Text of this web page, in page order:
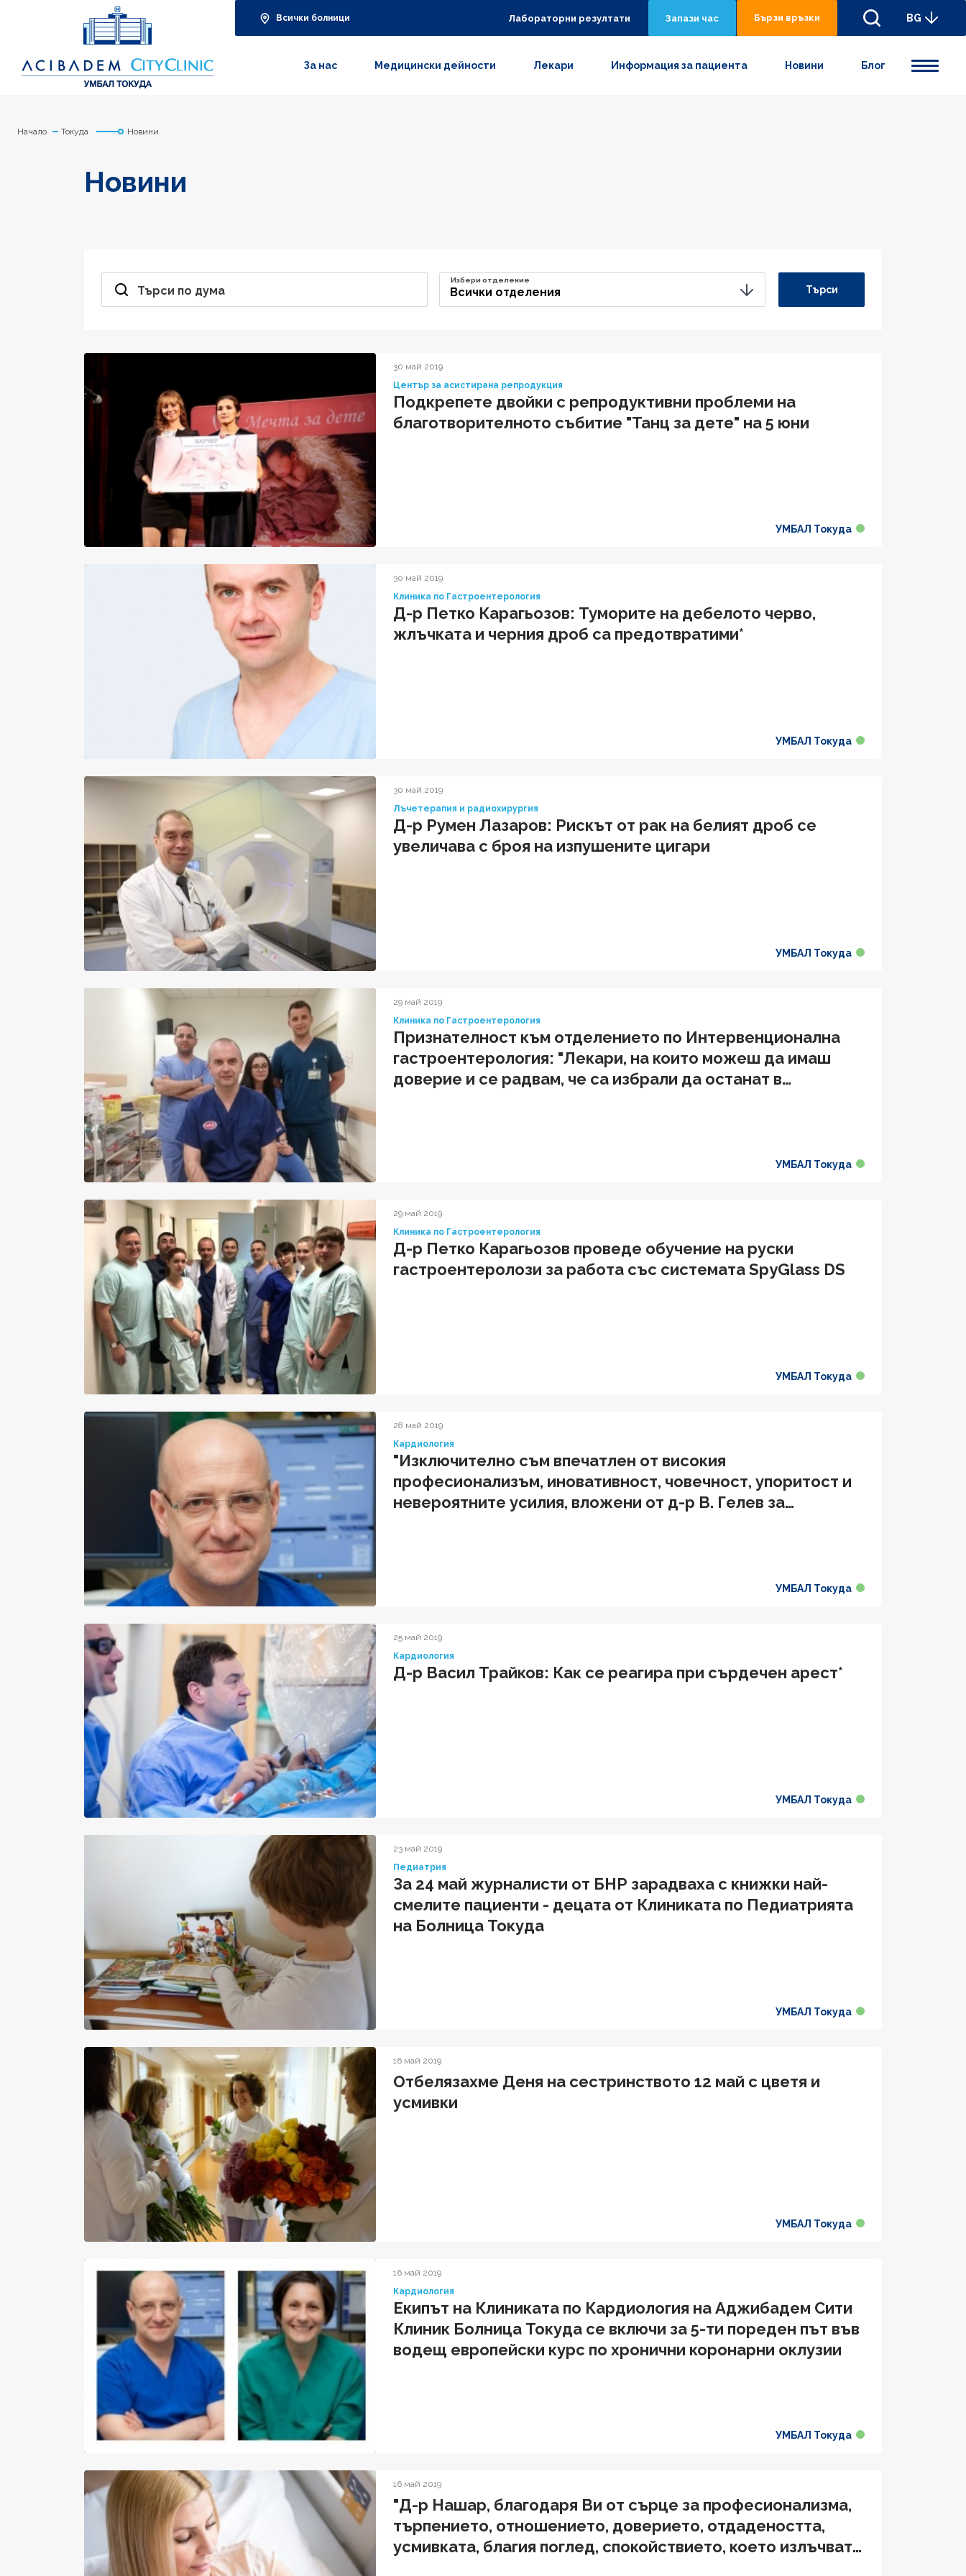
Всички болници Лабораторни резултати Запази час Бързи връзки BG
За нас Медицински дейности Лекари Информация за пациента Новини Блог
Начало Токуда Новини
Новини
Търси по дума Всички отделения
Избери отделение
Търси
30 май 2019
Център за асистирана репродукция
Подкрепете двойки с репродуктивни проблеми на
благотворителното събитие "Танц за дете" на 5 юни
УМБАЛ Токуда
30 май 2019
Клиника по Гастроентерология
Д-р Петко Карагьозов: Туморите на дебелото черво,
жлъчката и черния дроб са предотвратими*
УМБАЛ Токуда
30 май 2019
Лъчетерапия и радиохирургия
Д-р Румен Лазаров: Рискът от рак на белият дроб се
увеличава с броя на изпушените цигари
УМБАЛ Токуда
29 май 2019
Клиника по Гастроентерология
Признателност към отделението по Интервенционална
гастроентерология: "Лекари, на които можеш да имаш
доверие и се радвам, че са избрали да останат в
УМБАЛ Токуда
29 май 2019
Клиника по Гастроентерология
Д-р Петко Карагьозов проведе обучение на руски
гастроентеролози за работа със системата SpyGlass DS
УМБАЛ Токуда
28 май 2019
Кардиология
"Изключително съм впечатлен от високия
професионализъм, иновативност, човечност, упоритост и
невероятните усилия, вложени от д-р В. Гелев за
УМБАЛ Токуда
25 май 2019
Кардиология
Д-р Васил Трайков: Как се реагира при сърдечен арест*
УМБАЛ Токуда
23 май 2019
Педиатрия
За 24 май журналисти от БНР зарадваха с книжки най-
смелите пациенти - децата от Клиниката по Педиатрията
на Болница Токуда
УМБАЛ Токуда
16 май 2019
Отбелязахме Деня на сестринството 12 май с цветя и
усмивки
УМБАЛ Токуда
16 май 2019
Кардиология
Екипът на Клиниката по Кардиология на Аджибадем Сити
Клиник Болница Токуда се включи за 5-ти пореден път във
водещ европейски курс по хронични коронарни оклузии
УМБАЛ Токуда
16 май 2019
"Д-р Нашар, благодаря Ви от сърце за професионализма,
търпението, отношението, доверието, отдадеността,
усмивката, благия поглед, спокойствието, което излъчвате